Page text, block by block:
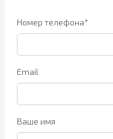
Номер телефона*
Email
Ваше имя